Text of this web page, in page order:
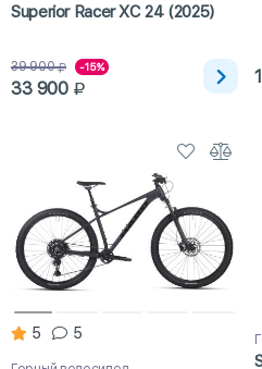
Superior Racer XC 24 (2025)
39 900 -15%
33 900
5 5